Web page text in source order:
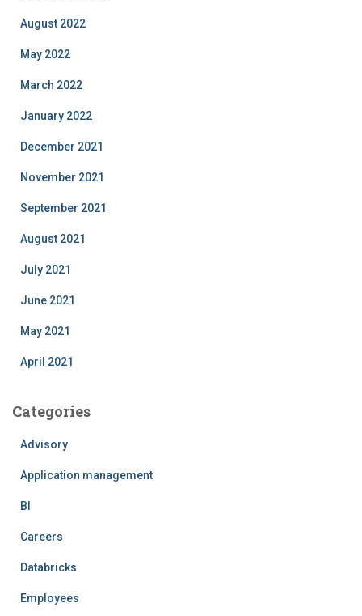
August 2022
May 2022
March 2022
January 2022
December 2021
November 2021
September 2021
August 2021
July 2021
June 2021
May 2021
April 2021
Categories
Advisory
Application management
BI
Careers
Databricks
Employees